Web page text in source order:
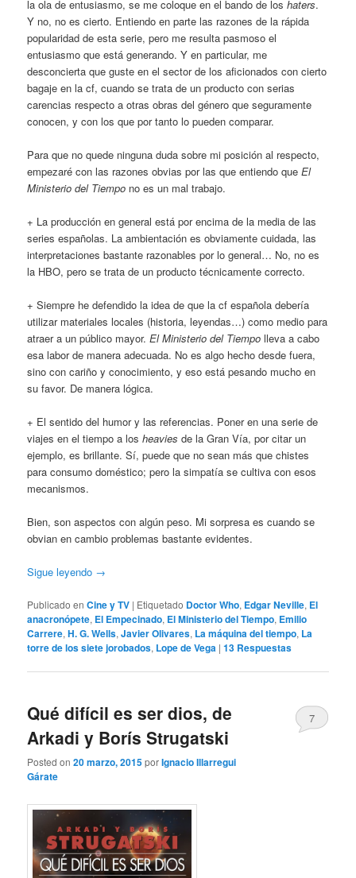
la ola de entusiasmo, se me coloque en el bando de loshaters.
Y no, no es cierto. Entiendo en parte las razones de la rápida
popularidad de esta serie, pero me resulta pasmoso el
entusiasmo que está generando. Y en particular, me
desconcierta que guste en el sector de los aficionados con cierto
bagaje en la cf, cuando se trata de un producto con serias
carencias respecto a otras obras del género que seguramente
conocen, y con los que por tanto lo pueden comparar.
Para que no quede ninguna duda sobre mi posición al respecto,
empezaré con las razones obvias por las que entiendo queEl
Ministerio del Tiempo no es un mal trabajo.
+ La producción en general está por encima de la media de las
series españolas. La ambientación es obviamente cuidada, las
interpretaciones bastante razonables por lo general… No, no es
la HBO, pero se trata de un producto técnicamente correcto.
+ Siempre he defendido la idea de que la cf española debería
utilizar materiales locales (historia, leyendas…) como medio para
atraer a un público mayor.El Ministerio del Tiempo lleva a cabo
esa labor de manera adecuada. No es algo hecho desde fuera,
sino con cariño y conocimiento, y eso está pesando mucho en
su favor. De manera lógica.
+ El sentido del humor y las referencias. Poner en una serie de
viajes en el tiempo a losheavies de la Gran Vía, por citar un
ejemplo, es brillante. Sí, puede que no sean más que chistes
para consumo doméstico; pero la simpatía se cultiva con esos
mecanismos.
Bien, son aspectos con algún peso. Mi sorpresa es cuando se
obvian en cambio problemas bastante evidentes.
Sigue leyendo →
Publicado en Cine y TV | Etiquetado Doctor Who, Edgar Neville, El
anacronópete, El Empecinado, El Ministerio del Tiempo, Emilio
Carrere,H. G. Wells,Javier Olivares, La máquina del tiempo, La
torre de los siete jorobados, Lope de Vega |13 Respuestas
Qué difícil es ser dios, de
Arkadi y Borís Strugatski
Posted on20 marzo, 2015porIgnacio Illarregui
Gárate
7